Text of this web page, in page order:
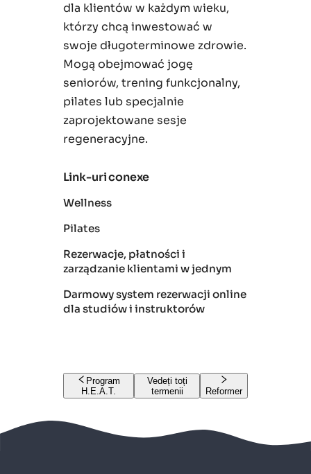
dla klientów w każdym wieku,
którzy chcą inwestować w
swoje długoterminowe zdrowie.
Mogą obejmować jogę
seniorów, trening funkcjonalny,
pilates lub specjalnie
zaprojektowane sesje
regeneracyjne.
Link-uri conexe
Wellness
Pilates
Rezerwacje, płatności i
zarządzanie klientami w jednym
Darmowy system rezerwacji online
dla studiów i instruktorów
Program
H.E.A.T.
Vedeți toți
termenii
Reformer